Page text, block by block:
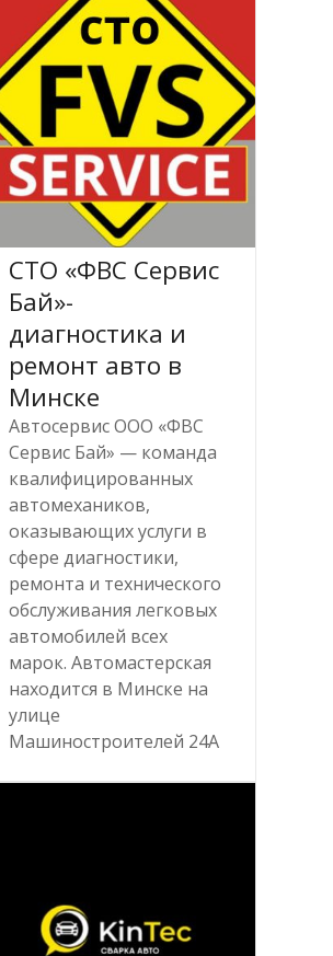
СТО «ФВС Сервис
Бай»-
диагностика и
ремонт авто в
Минске
Автосервис ООО «ФВС
Сервис Бай» — команда
квалифицированных
автомехаников,
оказывающих услуги в
сфере диагностики,
ремонта и технического
обслуживания легковых
автомобилей всех
марок. Автомастерская
находится в Минске на
улице
Машиностроителей 24А